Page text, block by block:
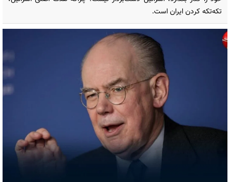
تکه‌تکه کردن ایران است.